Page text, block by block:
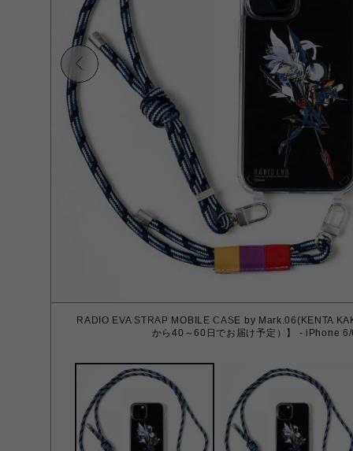
RADIO EVA STRAP MOBILE CASE by Mark.06(KENTA
から40～60日でお届け予定）】 - iPhone